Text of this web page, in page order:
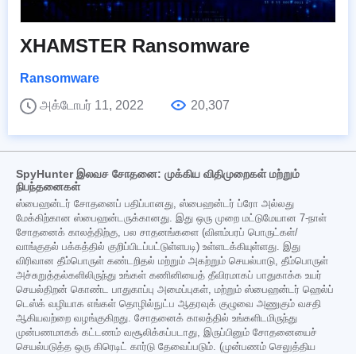
XHAMSTER Ransomware
Ransomware
அக்டோபர் 11, 2022
20,307
SpyHunter இலவச சோதனை: முக்கிய விதிமுறைகள் மற்றும்
நிபந்தனைகள்
ஸ்பைஹன்டர் சோதனைப் பதிப்பானது, ஸ்பைஹன்டர் ப்ரோ அல்லது
மேக்கிற்கான ஸ்பைஹன்டருக்கானது. இது ஒரு முறை மட்டுமேயான 7-நாள்
சோதனைக் காலத்திற்கு, பல சாதனங்களை (விளம்பரப் பொருட்கள்/
வாங்குதல் பக்கத்தில் குறிப்பிடப்பட்டுள்ளபடி) உள்ளடக்கியுள்ளது. இது
விரிவான தீம்பொருள் கண்டறிதல் மற்றும் அகற்றும் செயல்பாடு, தீம்பொருள்
அச்சுறுத்தல்களிலிருந்து உங்கள் கணினியைத் தீவிரமாகப் பாதுகாக்க உயர்
செயல்திறன் கொண்ட பாதுகாப்பு அமைப்புகள், மற்றும் ஸ்பைஹன்டர் ஹெல்ப்
டெஸ்க் வழியாக எங்கள் தொழில்நுட்ப ஆதரவுக் குழுவை அணுகும் வசதி
ஆகியவற்றை வழங்குகிறது. சோதனைக் காலத்தில் உங்களிடமிருந்து
முன்பணமாகக் கட்டணம் வசூலிக்கப்படாது, இருப்பினும் சோதனையைச்
செயல்படுத்த ஒரு கிரெடிட் கார்டு தேவைப்படும். (முன்பணம் செலுத்திய